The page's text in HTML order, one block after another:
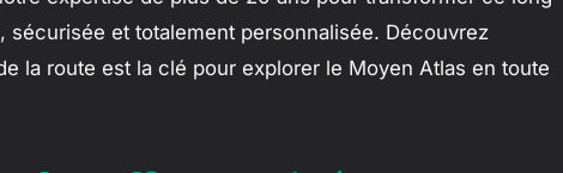
et totalement personnalisée. Découvrez
la route est la clé pour explorer le Moyen Atlas en toute